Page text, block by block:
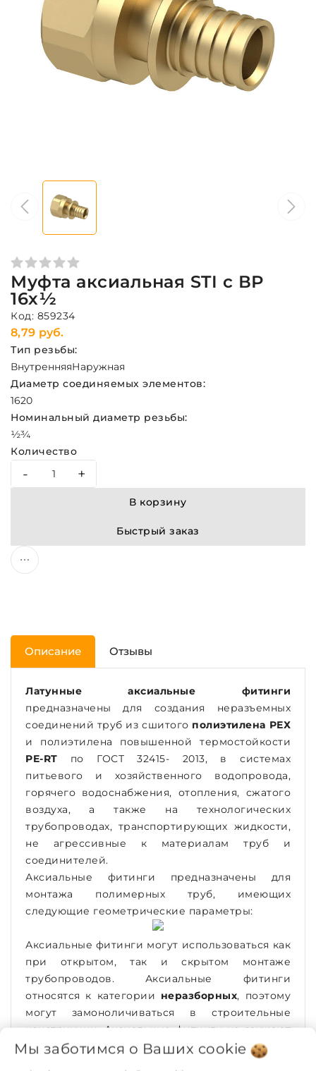
Муфта аксиальная STI с ВР
16х½
Код: 859234
8,79 руб.
Тип резьбы:
ВнутренняяНаружная
Диаметр соединяемых элементов:
1620
Номинальный диаметр резьбы:
½¾
Количество
- +
В корзину
Быстрый заказ
Описание Отзывы
Латунные аксиальные фитинги
предназначены для создания неразъемных
соединений труб из сшитого полиэтилена РЕХ
и полиэтилена повышенной термостойкости
PE-RT по ГОСТ 32415- 2013, в системах
питьевого и хозяйственного водопровода,
горячего водоснабжения, отопления, сжатого
воздуха, а также на технологических
трубопроводах, транспортирующих жидкости,
не агрессивные к материалам труб и
соединителей.
Аксиальные фитинги предназначены для
монтажа полимерных труб, имеющих
следующие геометрические параметры:
Аксиальные фитинги могут использоваться как
при открытом, так и скрытом монтаже
трубопроводов. Аксиальные фитинги
относятся к категории неразборных, поэтому
могут замоноличиваться в строительные
конструкции. Аксиальные фитинги не заужают
диаметр присоединяемых трубопроводов за
счет расширения трубных концов перед
Мы заботимся о Ваших cookie